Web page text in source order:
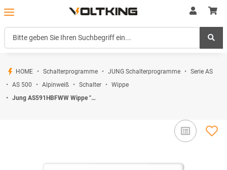
HOME Schalterprogramme JUNG Schalterprogramme
Serie AS
AS 500
Alpinweiß Schalter
Wippe
Jung AS591HBFWW Wippe "Heizung" (Thermoplast bruchsicher) Alpinweiß Serie AS